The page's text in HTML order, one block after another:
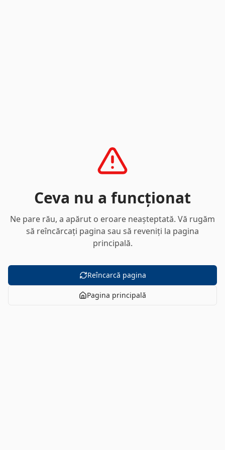
Ceva nu a funcționat
Ne pare rău, a apărut o eroare neașteptată. Vă rugăm
să reîncărcați pagina sau să reveniți la pagina
principală.
Reîncarcă pagina
Pagina principală